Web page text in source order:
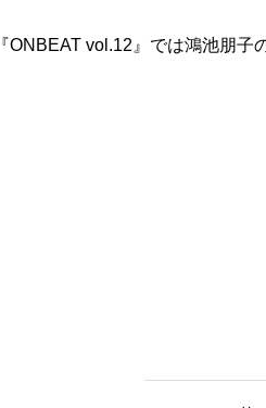
『ONBEAT vol.12』では鴻池朋